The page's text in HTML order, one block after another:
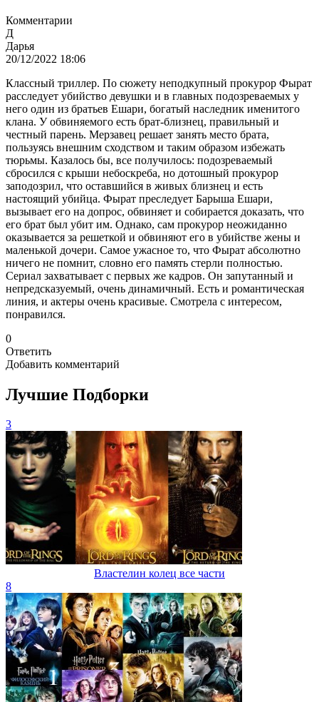
Комментарии
Д
Дарья
20/12/2022 18:06
Классный триллер. По сюжету неподкупный прокурор Фырат
расследует убийство девушки и в главных подозреваемых у
него один из братьев Ешари, богатый наследник именитого
клана. У обвиняемого есть брат-близнец, правильный и
честный парень. Мерзавец решает занять место брата,
пользуясь внешним сходством и таким образом избежать
тюрьмы. Казалось бы, все получилось: подозреваемый
сбросился с крыши небоскреба, но дотошный прокурор
заподозрил, что оставшийся в живых близнец и есть
настоящий убийца. Фырат преследует Барыша Ешари,
вызывает его на допрос, обвиняет и собирается доказать, что
его брат был убит им. Однако, сам прокурор неожиданно
оказывается за решеткой и обвиняют его в убийстве жены и
маленькой дочери. Самое ужасное то, что Фырат абсолютно
ничего не помнит, словно его память стерли полностью.
Сериал захватывает с первых же кадров. Он запутанный и
непредсказуемый, очень динамичный. Есть и романтическая
линия, и актеры очень красивые. Смотрела с интересом,
понравился.
0
Ответить
Добавить комментарий
Лучшие Подборки
3
Властелин колец все части
8